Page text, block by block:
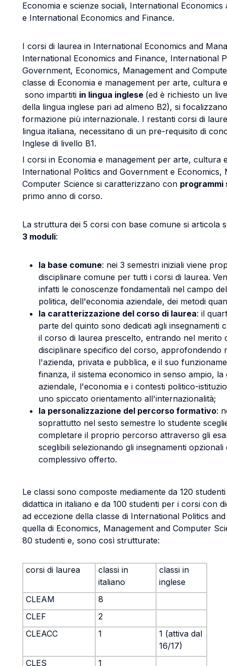
Economia e scienze sociali, International Economics
e International Economics and Finance.
I corsi di laurea in International Economics and
International Economics and Finance, International
Government, Economics, Management and
classe di Economia e management per arte, cultura
sono impartiti in lingua inglese (ed è richiesto un
della lingua inglese pari ad almeno B2), si
formazione più internazionale. I restanti corsi di
lingua italiana, necessitano di un pre-requisito di
Inglese di livello B1.
I corsi in Economia e management per arte, cultura
International Politics and Government e Economics,
Computer Science si caratterizzano con
primo anno di corso.
La struttura dei 5 corsi con base comune si articola
3 moduli:
la base comune: nei 3 semestri iniziali viene
disciplinare comune per tutti i corsi di laurea.
infatti le conoscenze fondamentali nel campo
politica, dell'economia aziendale, dei metodi
la caratterizzazione del corso di laurea: il
parte del quinto sono dedicati agli insegnamenti
il corso di laurea prescelto, entrando nel merito
disciplinare specifico del corso, approfondendo
l'azienda, privata e pubblica, e il suo
finanza, il sistema economico in senso ampio, la
aziendale, l'economia e i contesti politico-
uno spiccato orientamento all'internazionalità;
la personalizzazione del percorso formativo:
soprattutto nel sesto semestre lo studente
completare il proprio percorso attraverso gli
sceglibili selezionando gli insegnamenti opzionali
complessivo offerto.
Le classi sono composte mediamente da 120
didattica in italiano e da 100 studenti per i corsi con
ad eccezione della classe di International Politics
quella di Economics, Management and Computer
80 studenti e, sono così strutturate:
corsi di laurea
classi in
italiano
classi in
inglese
CLEAM
8
CLEF
2
CLEACC
1
1 (attiva dal
16/17)
CLES
1